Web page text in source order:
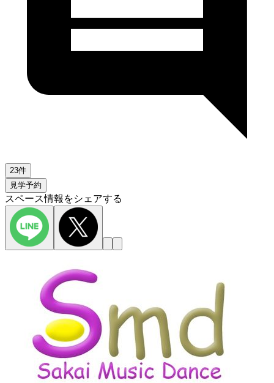
23件
見学予約
スペース情報をシェアする